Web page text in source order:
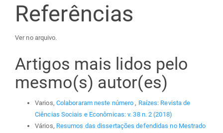
Referências
Ver no arquivo.
Artigos mais lidos pelo
mesmo(s) autor(es)
Varios, Colaboraram neste número, Raízes: Revista de
Ciências Sociais e Econômicas: v. 38 n. 2 (2018)
Vários, Resumos das dissertações defendidas no Mestrado